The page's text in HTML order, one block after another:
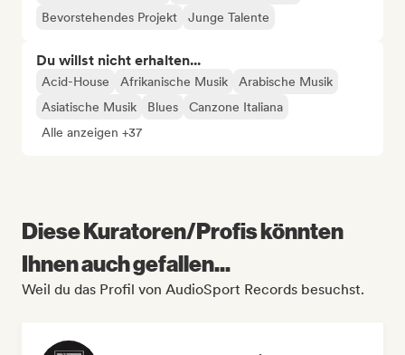
Bevorstehendes Projekt
Junge Talente
Du willst nicht erhalten...
Acid-House Afrikanische Musik
Arabische Musik
Asiatische Musik
Blues
Canzone Italiana
Alle anzeigen +37
Diese Kuratoren/Profis könnten
Ihnen auch gefallen...
Weil du das Profil von AudioSport Records besuchst.